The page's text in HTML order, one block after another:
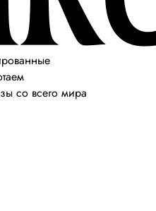
со всего мира